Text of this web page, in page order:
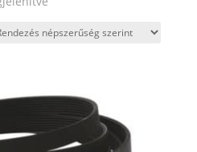
popularity